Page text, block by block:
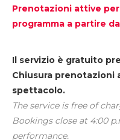
Prenotazioni attive
programma a partire
Il servizio è gratuito
Chiusura prenotazioni
spettacolo.
The service is free of
Bookings close at 4:00
performance.